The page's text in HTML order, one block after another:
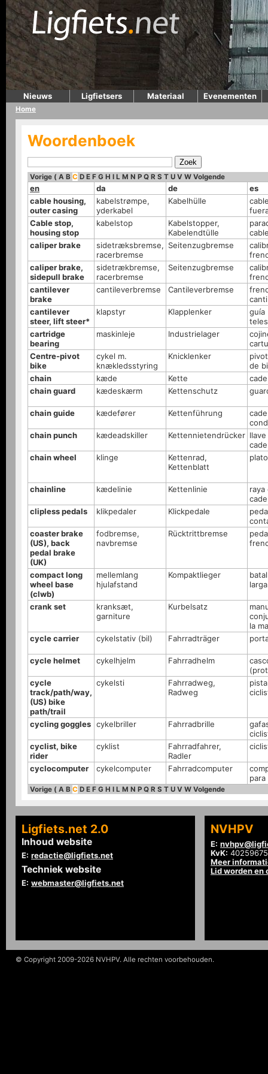
Nieuws Ligfietsers Materiaal Evenementen
Home
Woordenboek
Vorige ( A B C D E F G H I L M N P Q R S T U V W Volgende
en da de
es
cable housing,
outer casing
kabelstrømpe,
yderkabel
Kabelhülle
Cable stop,
housing stop
kabelstop
Kabelstopper,
Kabelendtülle
caliper brake
sidetræksbremse,
racerbremse
Seitenzugbremse
caliper brake,
sidepull brake
sidetrækbremse,
racerbremse
Seitenzugbremse
cantilever
brake
cantileverbremse Cantileverbremse
cantilever
steer, lift steer*
klapstyr Klapplenker
guía
cartridge
bearing
maskinleje Industrielager
Centre-pivot
bike
cykel m.
knækledsstyring
Knicklenker
de
chain
kæde Kette
chain guard
kædeskærm Kettenschutz
chain guide kædefører Kettenführung
chain punch
kædeadskiller Kettennietendrücker
chain wheel
klinge
Kettenrad,
Kettenblatt
chainline kædelinie Kettenlinie
raya
clipless pedals
klikpedaler Klickpedale
coaster brake
(US), back
pedal brake
(UK)
fodbremse,
navbremse
Rücktrittbremse
compact long
wheel base
(clwb)
mellemlang
hjulafstand
Kompaktlieger
larga
crank set
kranksæt,
garniture
Kurbelsatz
la
cycle carrier
cykelstativ (bil) Fahrradträger
cycle helmet cykelhjelm Fahrradhelm
cycle
track/path/way,
(US) bike
path/trail
cykelsti
Fahrradweg,
Radweg
cycling goggles cykelbriller Fahrradbrille
cyclist, bike
rider
cyklist
Fahrradfahrer,
Radler
cyclocomputer cykelcomputer Fahrradcomputer
Vorige ( A B C D E F G H I L M N P Q R S T U V W Volgende
Ligfiets.net 2.0
Inhoud website
E: redactie@ligfiets.net
Techniek website
E: webmaster@ligfiets.net
NVHPV
E:
KvK: 40259675
Meer
Lid worden en
© Copyright 2009-2026 NVHPV. Alle rechten voorbehouden.